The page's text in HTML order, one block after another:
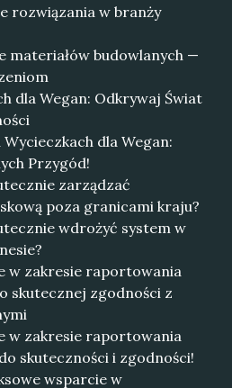
rozwiązania w branży
materiałów budowlanych —
dla Wegan: Odkrywaj Świat
dla Wegan:
Przygód!
zarządzać
poza granicami kraju?
wdrożyć system w
w zakresie raportowania
skutecznej zgodności z
w zakresie raportowania
skuteczności i zgodności!
wsparcie w